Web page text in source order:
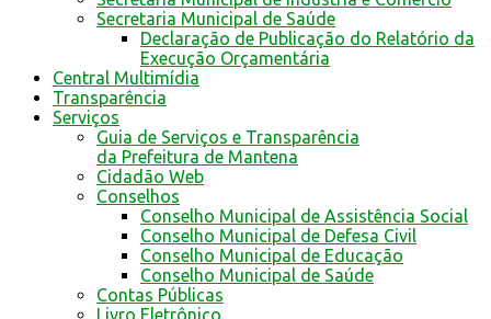
Secretaria Municipal de Saúde
Declaração de Publicação do Relatório da
Execução Orçamentária
Central Multimídia
Transparência
Serviços
Guia de Serviços e Transparência
da Prefeitura de Mantena
Cidadão Web
Conselhos
Conselho Municipal de Assistência Social
Conselho Municipal de Defesa Civil
Conselho Municipal de Educação
Conselho Municipal de Saúde
Contas Públicas
Livro Eletrônico